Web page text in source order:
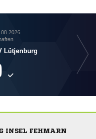
Lütjenburg
INSEL FEHMARN